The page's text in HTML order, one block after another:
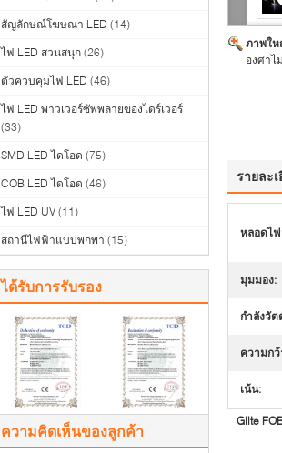
สัญลักษณ์โฆษณา LED (14)
ไฟ LED สวนสนุก (26)
ตัวควบคุมไฟ LED (46)
ไฟ LED พาวเวอร์ซัพพลายของไดร์เวอร์
(33)
SMD LED ไดโอด (75)
COB LED ไดโอด (46)
ไฟ LED UV (11)
สถานีไฟฟ้าแบบพกพา (15)
ได้รับการรับรอง
ความคิดเห็นของลูกค้า
ภาพใ
องศาไ
รายละ
หลอดไ
มุมมอง:
กำลังวัต
ความกว้
เน้น:
Glite